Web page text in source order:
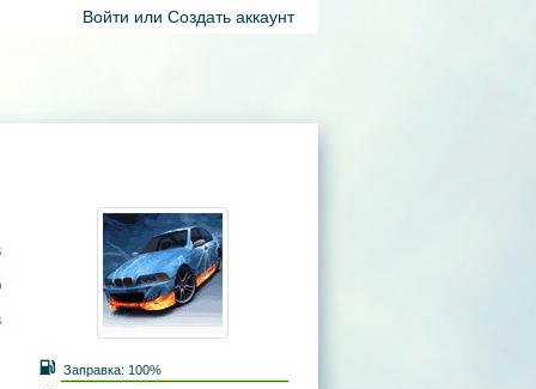
Войти или Создать аккаунт
Заправка: 100%